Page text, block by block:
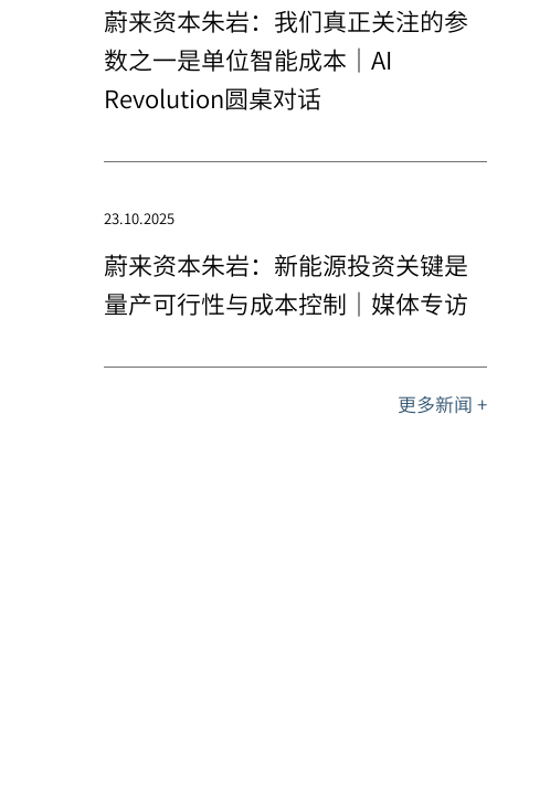
蔚来资本朱岩：我们真正关注的参
数之一是单位智能成本｜AI
Revolution圆桌对话
23.10.2025
蔚来资本朱岩：新能源投资关键是
量产可行性与成本控制｜媒体专访
更多新闻 +